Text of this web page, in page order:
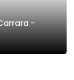
-